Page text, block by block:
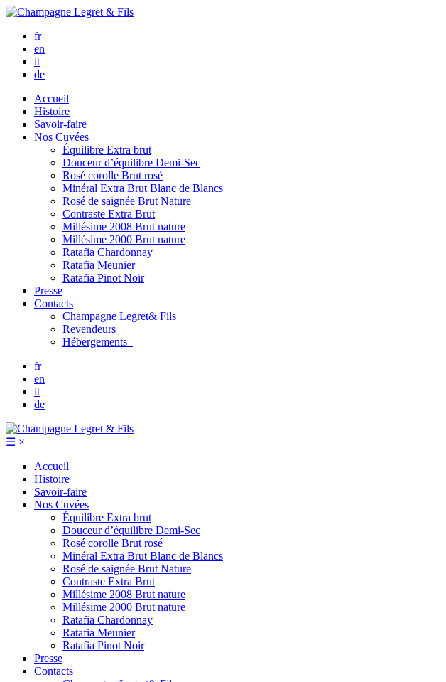
fr
en
it
de
Accueil
Histoire
Savoir-faire
Nos Cuvées
Équilibre Extra brut
Douceur d’équilibre Demi-Sec
Rosé corolle Brut rosé
Minéral Extra Brut Blanc de Blancs
Rosé de saignée Brut Nature
Contraste Extra Brut
Millésime 2008 Brut nature
Millésime 2000 Brut nature
Ratafia Chardonnay
Ratafia Meunier
Ratafia Pinot Noir
Presse
Contacts
Champagne Legret& Fils
Revendeurs
Hébergements
fr
en
it
de
☰ ×
Accueil
Histoire
Savoir-faire
Nos Cuvées
Équilibre Extra brut
Douceur d’équilibre Demi-Sec
Rosé corolle Brut rosé
Minéral Extra Brut Blanc de Blancs
Rosé de saignée Brut Nature
Contraste Extra Brut
Millésime 2008 Brut nature
Millésime 2000 Brut nature
Ratafia Chardonnay
Ratafia Meunier
Ratafia Pinot Noir
Presse
Contacts